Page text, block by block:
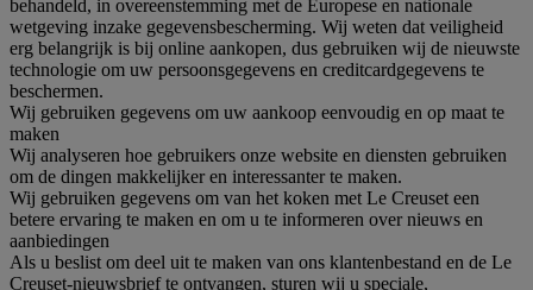
behandeld, in overeenstemming met de Europese en nationale
wetgeving inzake gegevensbescherming. Wij weten dat veiligheid
erg belangrijk is bij online aankopen, dus gebruiken wij de nieuwste
technologie om uw persoonsgegevens en creditcardgegevens te
beschermen.
Wij gebruiken gegevens om uw aankoop eenvoudig en op maat te
maken
Wij analyseren hoe gebruikers onze website en diensten gebruiken
om de dingen makkelijker en interessanter te maken.
Wij gebruiken gegevens om van het koken met Le Creuset een
betere ervaring te maken en om u te informeren over nieuws en
aanbiedingen
Als u beslist om deel uit te maken van ons klantenbestand en de Le
Creuset-nieuwsbrief te ontvangen, sturen wij u speciale,